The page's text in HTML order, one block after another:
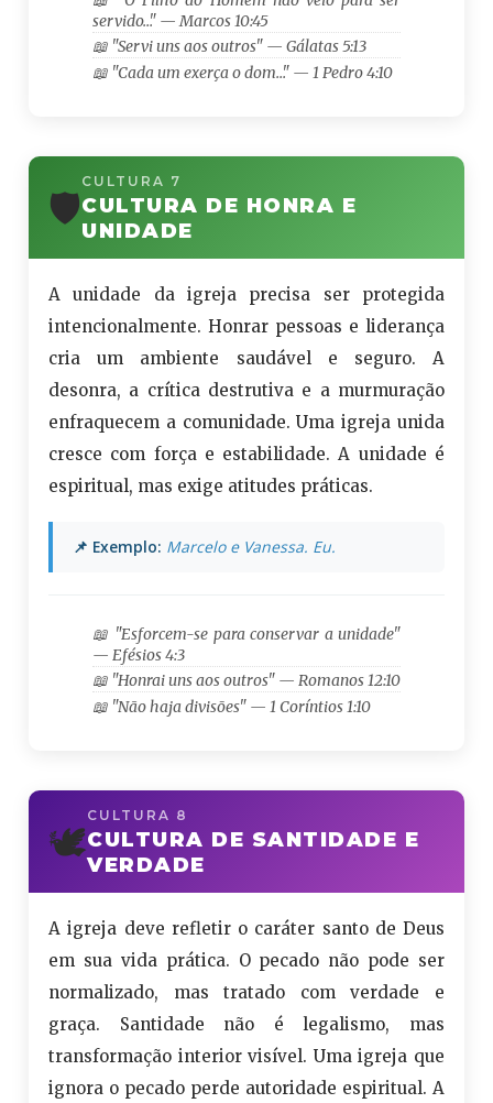
servido…" — Marcos 10:45
📖 "Servi uns aos outros" — Gálatas 5:13
📖 "Cada um exerça o dom…" — 1 Pedro 4:10
🛡️
CULTURA 7
CULTURA DE HONRA E
UNIDADE
A unidade da igreja precisa ser protegida
intencionalmente. Honrar pessoas e liderança
cria um ambiente saudável e seguro. A
desonra, a crítica destrutiva e a murmuração
enfraquecem a comunidade. Uma igreja unida
cresce com força e estabilidade. A unidade é
espiritual, mas exige atitudes práticas.
📌 Exemplo: Marcelo e Vanessa. Eu.
📖 "Esforcem-se para conservar a unidade"
— Efésios 4:3
📖 "Honrai uns aos outros" — Romanos 12:10
📖 "Não haja divisões" — 1 Coríntios 1:10
🕊️
CULTURA 8
CULTURA DE SANTIDADE E
VERDADE
A igreja deve refletir o caráter santo de Deus
em sua vida prática. O pecado não pode ser
normalizado, mas tratado com verdade e
graça. Santidade não é legalismo, mas
transformação interior visível. Uma igreja que
ignora o pecado perde autoridade espiritual. A